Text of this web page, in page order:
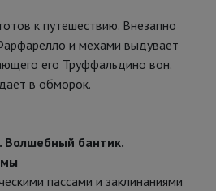
к путешествию. Внезапно
и мехами выдувает
его Труффальдино вон.
в обморок.
Волшебный бантик.
пассами и заклинаниями